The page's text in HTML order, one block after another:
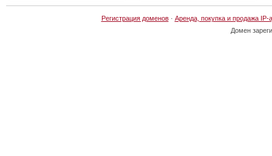
Регистрация доменов· Аренда, покупка и продажа IP-
Домен